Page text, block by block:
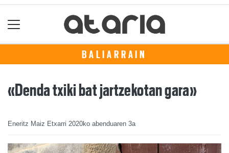
BALIARRAIN
«Denda txiki bat jartzekotan gara»
Eneritz Maiz Etxarri 2020ko abenduaren 3a